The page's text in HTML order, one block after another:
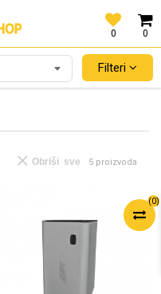
0
0
KARTICAMA!
(0)
Filteri
5 proizvoda
Obriši sve